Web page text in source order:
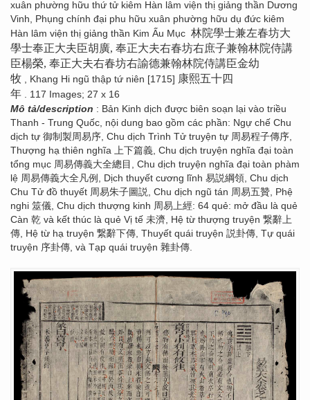
xuân phường hữu thứ tử kiêm Hàn lâm viện thị giảng thần Dương
Vinh, Phụng chính đại phu hữu xuân phường hữu dụ đức kiêm
Hàn lâm viện thị giảng thần Kim Ấu Mục 林院學士兼左春坊大
學士奉正大夫臣胡廣, 奉正大夫右春坊右庶子兼翰林院侍講
臣楊榮, 奉正大夫右春坊右諭德兼翰林院侍講臣金幼
牧 , Khang Hi ngũ thập tứ niên [1715] 康熙五十四
年 . 117 Images; 27 x 16
Mô tả/description : Bản Kinh dịch được biên soạn lại vào triều
Thanh - Trung Quốc, nội dung bao gồm các phần: Ngự chế Chu
dịch tự 御制製周易序, Chu dịch Trình Tử truyện tự 周易程子傳序,
Thượng hạ thiên nghĩa 上下篇義, Chu dịch truyện nghĩa đại toàn
tổng mục 周易傳義大全總目, Chu dịch truyện nghĩa đại toàn phàm
lệ 周易傳義大全凡例, Dịch thuyết cương lĩnh 易説綱領, Chu dịch
Chu Tử đồ thuyết 周易朱子圖説, Chu dịch ngũ tán 周易五贊, Phệ
nghi 筮儀, Chu dịch thượng kinh 周易上經: 64 quẻ: mở đầu là quẻ
Càn 乾 và kết thúc là quẻ Vị tế 未濟, Hệ từ thượng truyện 繋辭上
傳, Hệ từ hạ truyện 繋辭下傳, Thuyết quái truyện 説卦傳, Tự quái
truyện 序卦傳, và Tạp quái truyện 雜卦傳.